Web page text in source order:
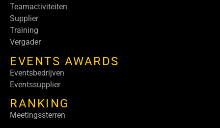
Teamactiviteiten
Supplier
Training
Vergader
EVENTS AWARDS
Eventsbedrijven
Eventssupplier
RANKING
Meetingssterren